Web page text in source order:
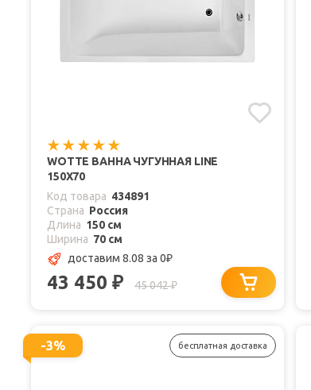
WOTTE ВАННА ЧУГУННАЯ LINE
150Х70
Код товара 434891
Страна Россия
Длина 150 см
Ширина 70 см
доставим 8.08 за 0₽
43 450 ₽ 45 042₽
-3% бесплатная доставка